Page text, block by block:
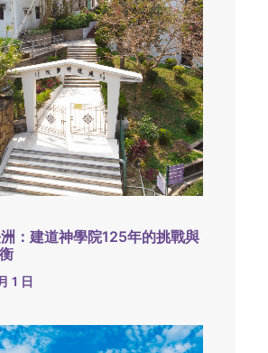
：建道神學院125年的挑戰與
1 日